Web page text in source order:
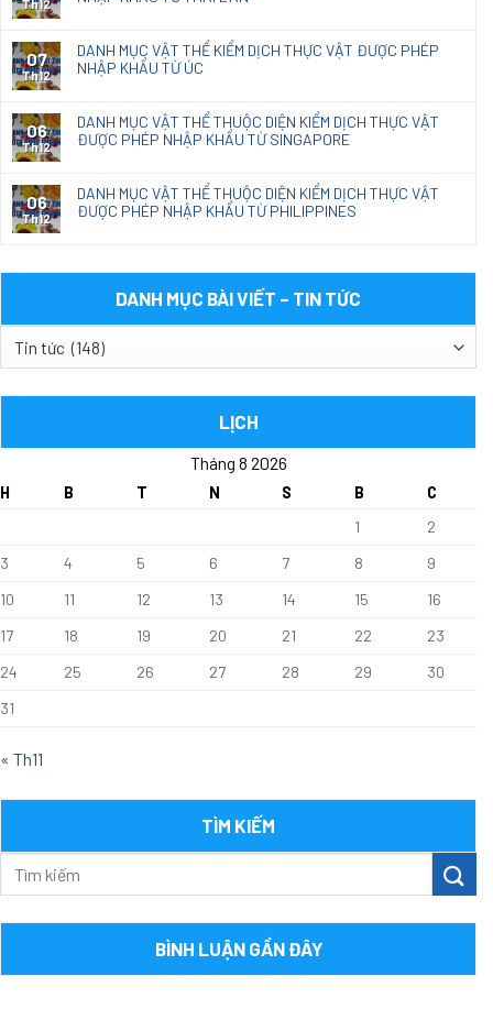
Th12
07
Th12
DANH MỤC VẬT THỂ KIỂM DỊCH THỰC VẬT ĐƯỢC PHÉP
NHẬP KHẨU TỪ ÚC
06
Th12
DANH MỤC VẬT THỂ THUỘC DIỆN KIỂM DỊCH THỰC VẬT
ĐƯỢC PHÉP NHẬP KHẨU TỪ SINGAPORE
06
Th12
DANH MỤC VẬT THỂ THUỘC DIỆN KIỂM DỊCH THỰC VẬT
ĐƯỢC PHÉP NHẬP KHẨU TỪ PHILIPPINES
DANH MỤC BÀI VIẾT – TIN TỨC
TỨC
LỊCH
Tháng 8 2026
H B T N S B
C
1
2
3
4 5 6 7 8
9
10
11 12 13 14 15
16
17
18 19 20 21 22
23
24
25 26 27 28 29
30
31
« Th11
TÌM KIẾM
BÌNH LUẬN GẦN ĐÂY